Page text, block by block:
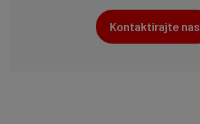
Kontaktirajte nas